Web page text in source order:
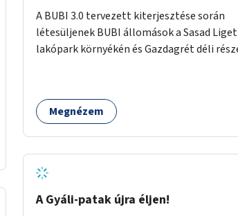
A BUBI 3.0 tervezett kiterjesztése során
létesüljenek BUBI állomások a Sasad Liget
lakópark környékén és Gazdagrét déli
Megnézem
A Gyáli-patak újra éljen!